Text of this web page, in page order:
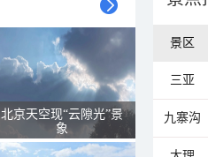
北京天空现“云隙光”景
象
景区
三亚
九寨沟